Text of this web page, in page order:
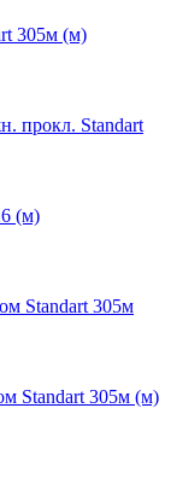
305м (м)
прокл. Standart
(м)
Standart 305м
Standart 305м (м)